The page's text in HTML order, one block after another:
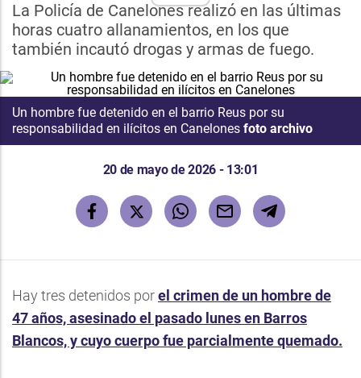
La Policía de Canelones realizó en las últimas
horas cuatro allanamientos, en los que
también incautó drogas y armas de fuego.
Un hombre fue detenido en el barrio Reus por su
responsabilidad en ilícitos en Canelones foto archivo
20 de mayo de 2026 - 13:01
Hay tres detenidos porel crimen de un hombre de
47 años, asesinado el pasado lunes en Barros
Blancos, y cuyo cuerpo fue parcialmente quemado.